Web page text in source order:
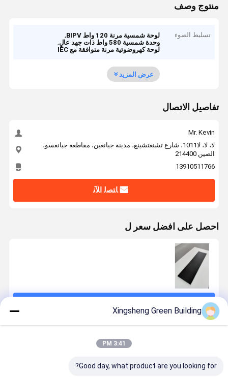
منتوج وصف
تسليط الضوء لوحة شمسية مرنة 120 واط BIPV
,
وحدة شمسية 580 واط ذات جهد عالٍ
,
لوحة كهروضوئية مرنة متوافقة مع IEC
عرض المزيد
تفاصيل الاتصال
Mr. Kevin
لا، لا، لا1011، شارع تشنغتشينغ، مدينة جيانغين، مقاطعة جيانغسو،
الصين 214400
13910511766
ﺎﺘﺼﻟ ﺍﻶﻧ
احصل على افضل سعر ل
Xingsheng Green Building
3:41 PM
Good day, what product are you looking for?